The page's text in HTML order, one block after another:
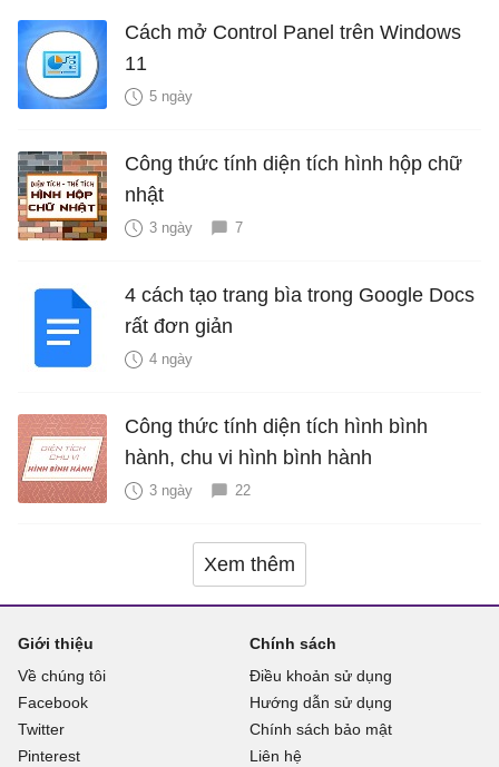
Cách mở Control Panel trên Windows
11
5 ngày
Công thức tính diện tích hình hộp chữ
nhật
3 ngày 7
4 cách tạo trang bìa trong Google Docs
rất đơn giản
4 ngày
Công thức tính diện tích hình bình
hành, chu vi hình bình hành
3 ngày 22
Xem thêm
Giới thiệu
Về chúng tôi
Facebook
Twitter
Pinterest
Chính sách
Điều khoản sử dụng
Hướng dẫn sử dụng
Chính sách bảo mật
Liên hệ